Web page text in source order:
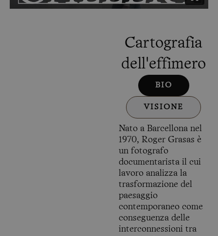
Cartografia
dell'effimero
BIO
VISIONE
Nato a Barcellona nel
1970, Roger Grasas è
un fotografo
documentarista il cui
lavoro analizza la
trasformazione del
paesaggio
contemporaneo come
conseguenza delle
interconnessioni tra